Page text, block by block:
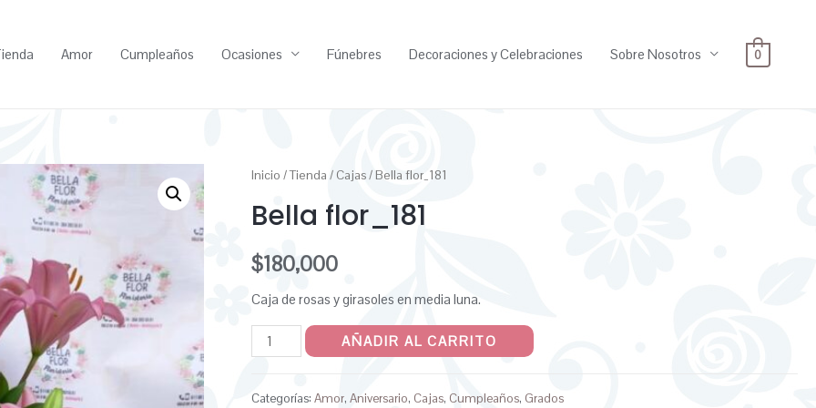
Amor Cumpleaños Ocasiones Fúnebres Decoraciones y Celebraciones Sobre Nosotros 0
Inicio /Tienda / Cajas/ Bella flor_181
Bella flor_181
$180,000
Caja de rosas y girasoles en media luna.
AÑADIR AL CARRITO
Categorías:Amor,Aniversario, Cajas, Cumpleaños, Grados